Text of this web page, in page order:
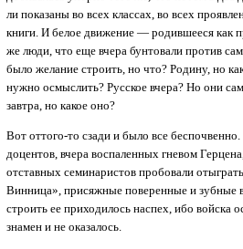
ли показаны во всех классах, во всех
книги. И белое движение — родившееся как
же люди, что еще вчера бунтовали против
было желание строить, но что? Родину, но
нужно осмыслить? Русское вчера? Но они
завтра, но какое оно?
Вот оттого-то сзади и было все
доцентов, вчера воспаленных гневом
отставных семинаристов пробовали
Винница», присяжные поверенные и зубные
строить ее приходилось наспех, ибо
знамен и не оказалось.